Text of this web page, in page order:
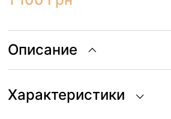
Описание
Характеристики